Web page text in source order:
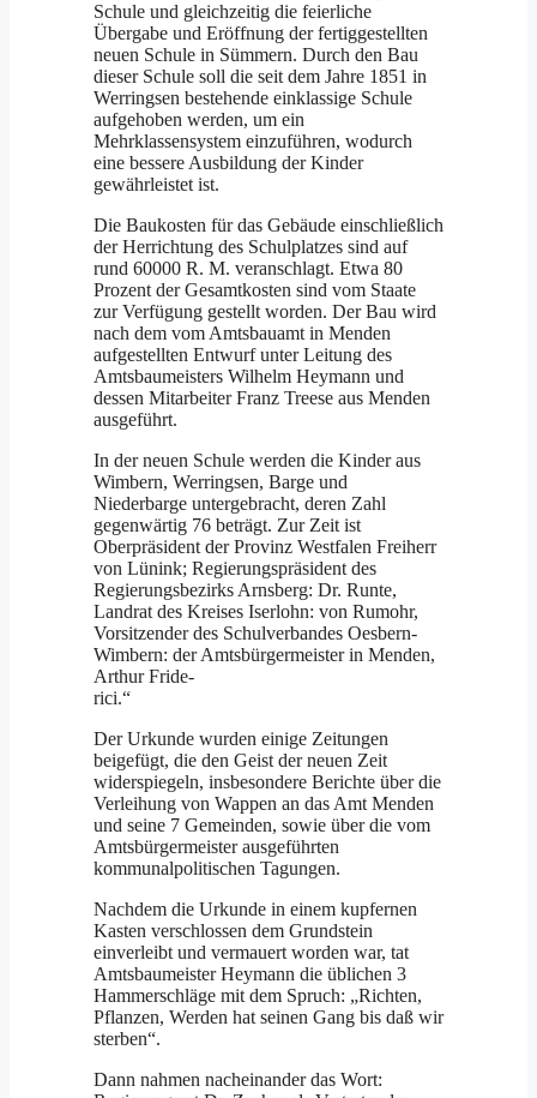
Schule und gleichzeitig die feierliche
Übergabe und Eröffnung der fertiggestellten
neuen Schule in Sümmern. Durch den Bau
dieser Schule soll die seit dem Jahre 1851 in
Werringsen bestehende einklassige Schule
aufgehoben werden, um ein
Mehrklassensystem einzuführen, wodurch
eine bessere Ausbildung der Kinder
gewährleistet ist.
Die Baukosten für das Gebäude einschließlich
der Herrichtung des Schulplatzes sind auf
rund 60000 R. M. veranschlagt. Etwa 80
Prozent der Gesamtkosten sind vom Staate
zur Verfügung gestellt worden. Der Bau wird
nach dem vom Amtsbauamt in Menden
aufgestellten Entwurf unter Leitung des
Amtsbaumeisters Wilhelm Heymann und
dessen Mitarbeiter Franz Treese aus Menden
ausgeführt.
In der neuen Schule werden die Kinder aus
Wimbern, Werringsen, Barge und
Niederbarge untergebracht, deren Zahl
gegenwärtig 76 beträgt. Zur Zeit ist
Oberpräsident der Provinz Westfalen Freiherr
von Lünink; Regierungspräsident des
Regierungsbezirks Arnsberg: Dr. Runte,
Landrat des Kreises Iserlohn: von Rumohr,
Vorsitzender des Schulverbandes Oesbern-
Wimbern: der Amtsbürgermeister in Menden,
Arthur Fride-
rici.“
Der Urkunde wurden einige Zeitungen
beigefügt, die den Geist der neuen Zeit
widerspiegeln, insbesondere Berichte über die
Verleihung von Wappen an das Amt Menden
und seine 7 Gemeinden, sowie über die vom
Amtsbürgermeister ausgeführten
kommunalpolitischen Tagungen.
Nachdem die Urkunde in einem kupfernen
Kasten verschlossen dem Grundstein
einverleibt und vermauert worden war, tat
Amtsbaumeister Heymann die üblichen 3
Hammerschläge mit dem Spruch: „Richten,
Pflanzen, Werden hat seinen Gang bis daß wir
sterben“.
Dann nahmen nacheinander das Wort: